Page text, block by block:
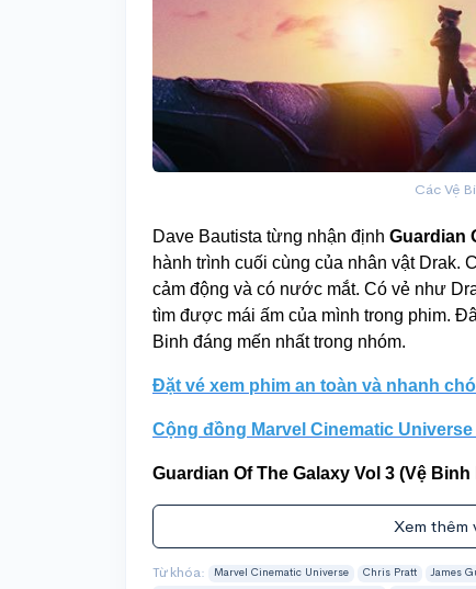
Các Vệ
Dave Bautista từng nhận định Guardian
hành trình cuối cùng của nhân vật Drak.
cảm động và có nước mắt. Có vẻ như
tìm được mái ấm của mình trong phim.
Binh đáng mến nhất trong nhóm.
Đặt vé xem phim an toàn và nhanh
Cộng đồng Marvel Cinematic Universe
Guardian Of The Galaxy Vol 3 (Vệ
Xem thêm
Từ khóa: Marvel Cinematic Universe Chris Pratt James